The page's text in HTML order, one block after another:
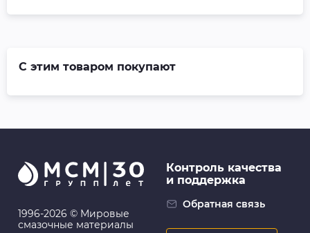
С этим товаром покупают
1996-2026 © Мировые
смазочные материалы
Контроль качества
и поддержка
Обратная связь